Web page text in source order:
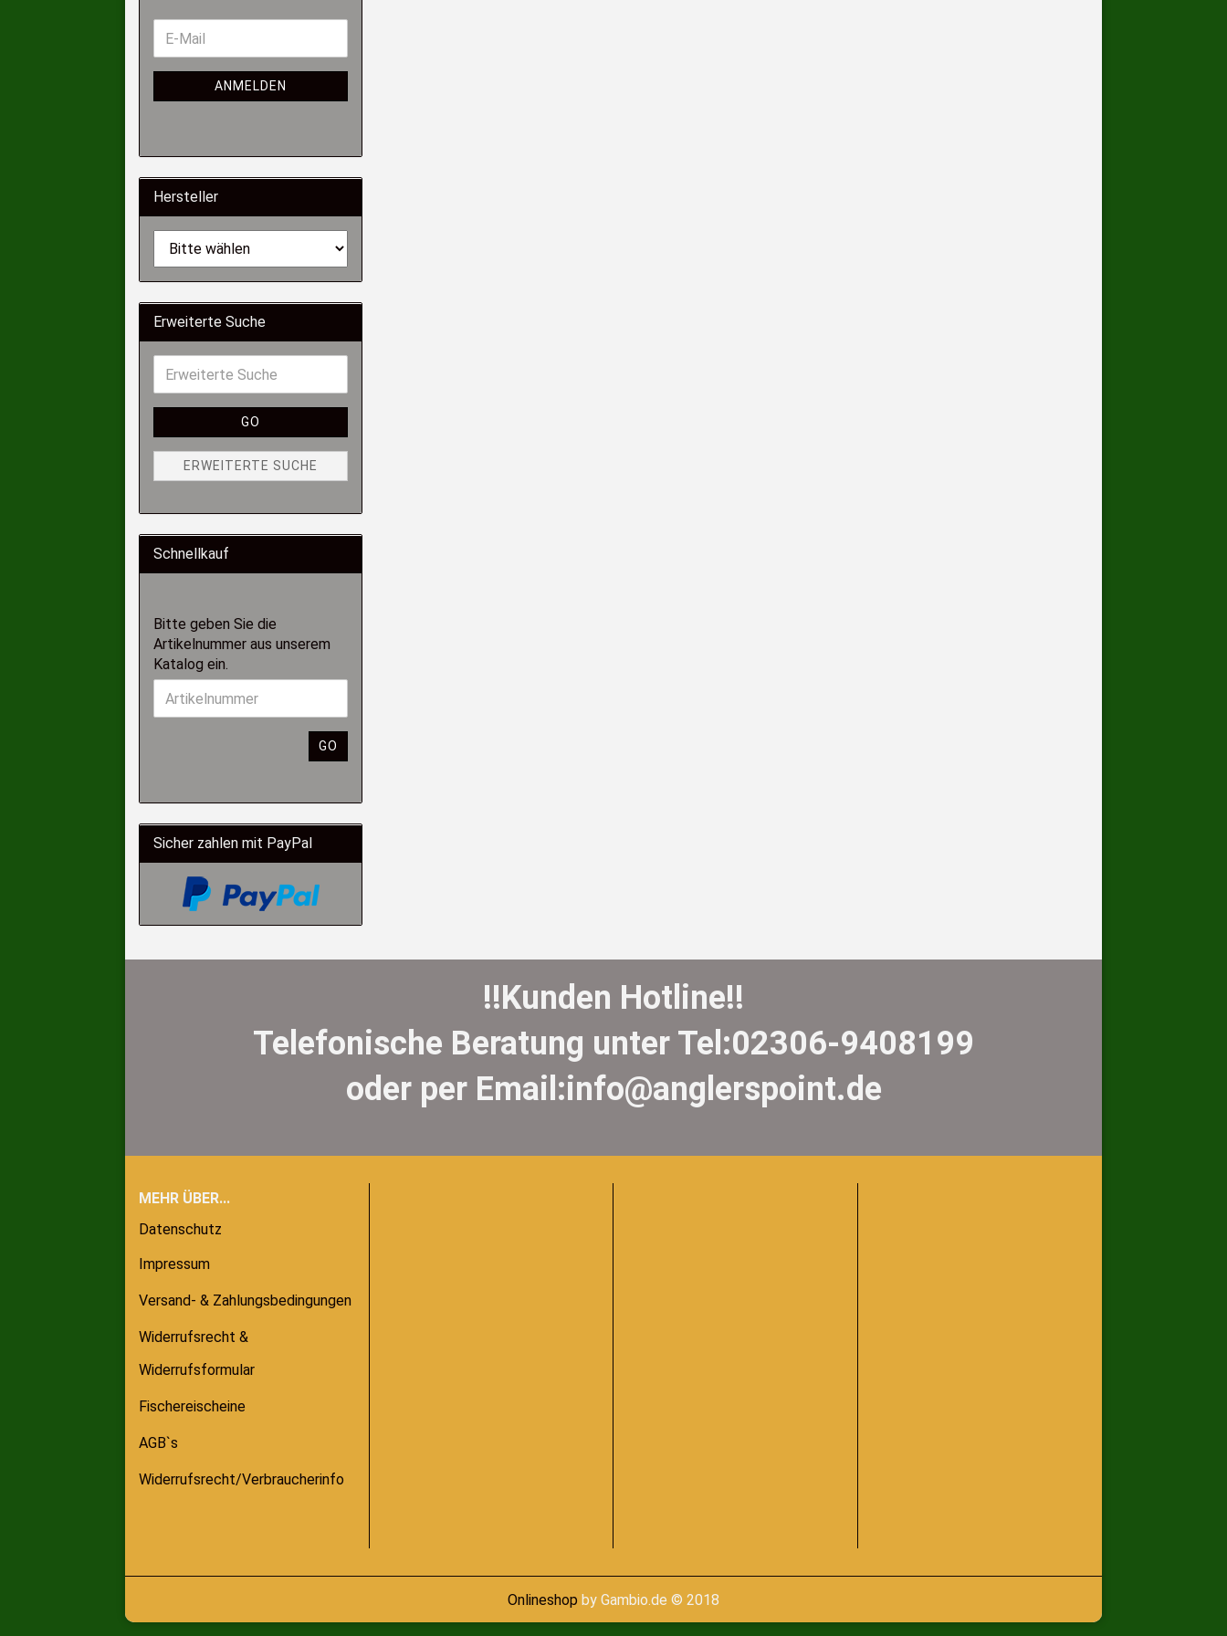
ANMELDEN
Hersteller
Erweiterte Suche
GO
ERWEITERTE SUCHE
Schnellkauf
Bitte geben Sie die
Artikelnummer aus unserem
Katalog ein.
GO
Sicher zahlen mit PayPal
!!Kunden Hotline!!
Telefonische Beratung unter Tel:02306-9408199
oder per Email:info@anglerspoint.de
MEHR ÜBER...
Datenschutz
Impressum
Versand- & Zahlungsbedingungen
Widerrufsrecht &
Widerrufsformular
Fischereischeine
AGB`s
Widerrufsrecht/Verbraucherinfo
Onlineshop by Gambio.de © 2018